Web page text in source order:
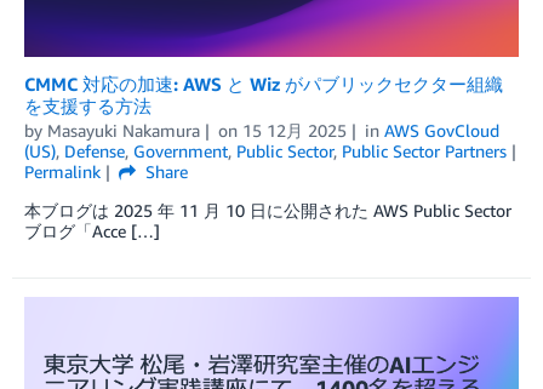
CMMC 対応の加速: AWS と Wiz がパブリックセクター組織
を支援する方法
by Masayuki Nakamura on 15 12月 2025 in AWS GovCloud
(US), Defense, Government, Public Sector, Public Sector Partners
Permalink
Share
本ブログは 2025 年 11 月 10 日に公開された AWS Public Sector
ブログ「Acce […]